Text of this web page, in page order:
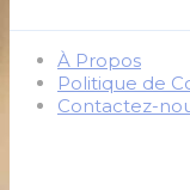
À Propos
Politique de
Contactez-